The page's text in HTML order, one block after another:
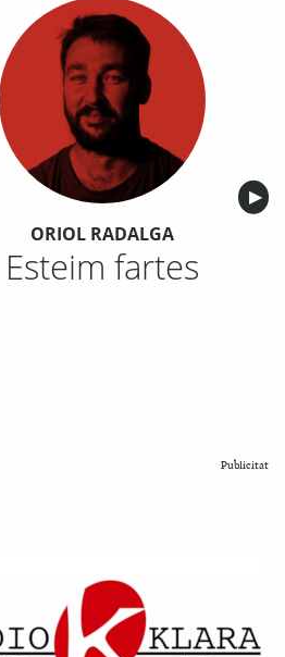
▶︎
ORIOL RADALGA
Esteim fartes
Publicitat